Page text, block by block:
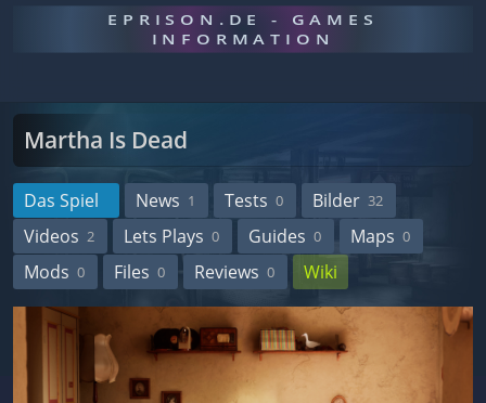
EPRISON.DE - GAMES
INFORMATION
Martha Is Dead
Das Spiel News 1 Tests 0 Bilder 32
Videos 2 Lets Plays 0 Guides 0 Maps 0
Mods 0 Files 0 Reviews 0 Wiki